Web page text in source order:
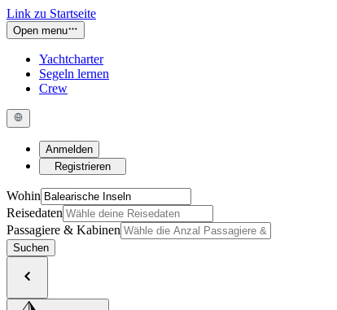
Link zu Startseite
Open menu
Yachtcharter
Segeln lernen
Crew
Anmelden
Registrieren
Wohin
Reisedaten
Passagiere & Kabinen
Suchen